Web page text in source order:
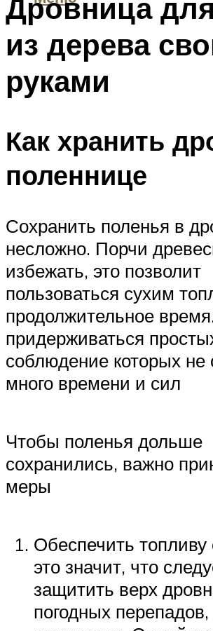
Дровница
из дерева
руками
Как хранить
поленнице
Сохранить поленья в
несложно. Порчи
избежать, это позволит
пользоваться сухим
продолжительное
придерживаться
соблюдение которых не
много времени и сил
Чтобы поленья дольше
сохранились, важно
меры
Обеспечить топливу
это значит, что
защитить верх
погодных